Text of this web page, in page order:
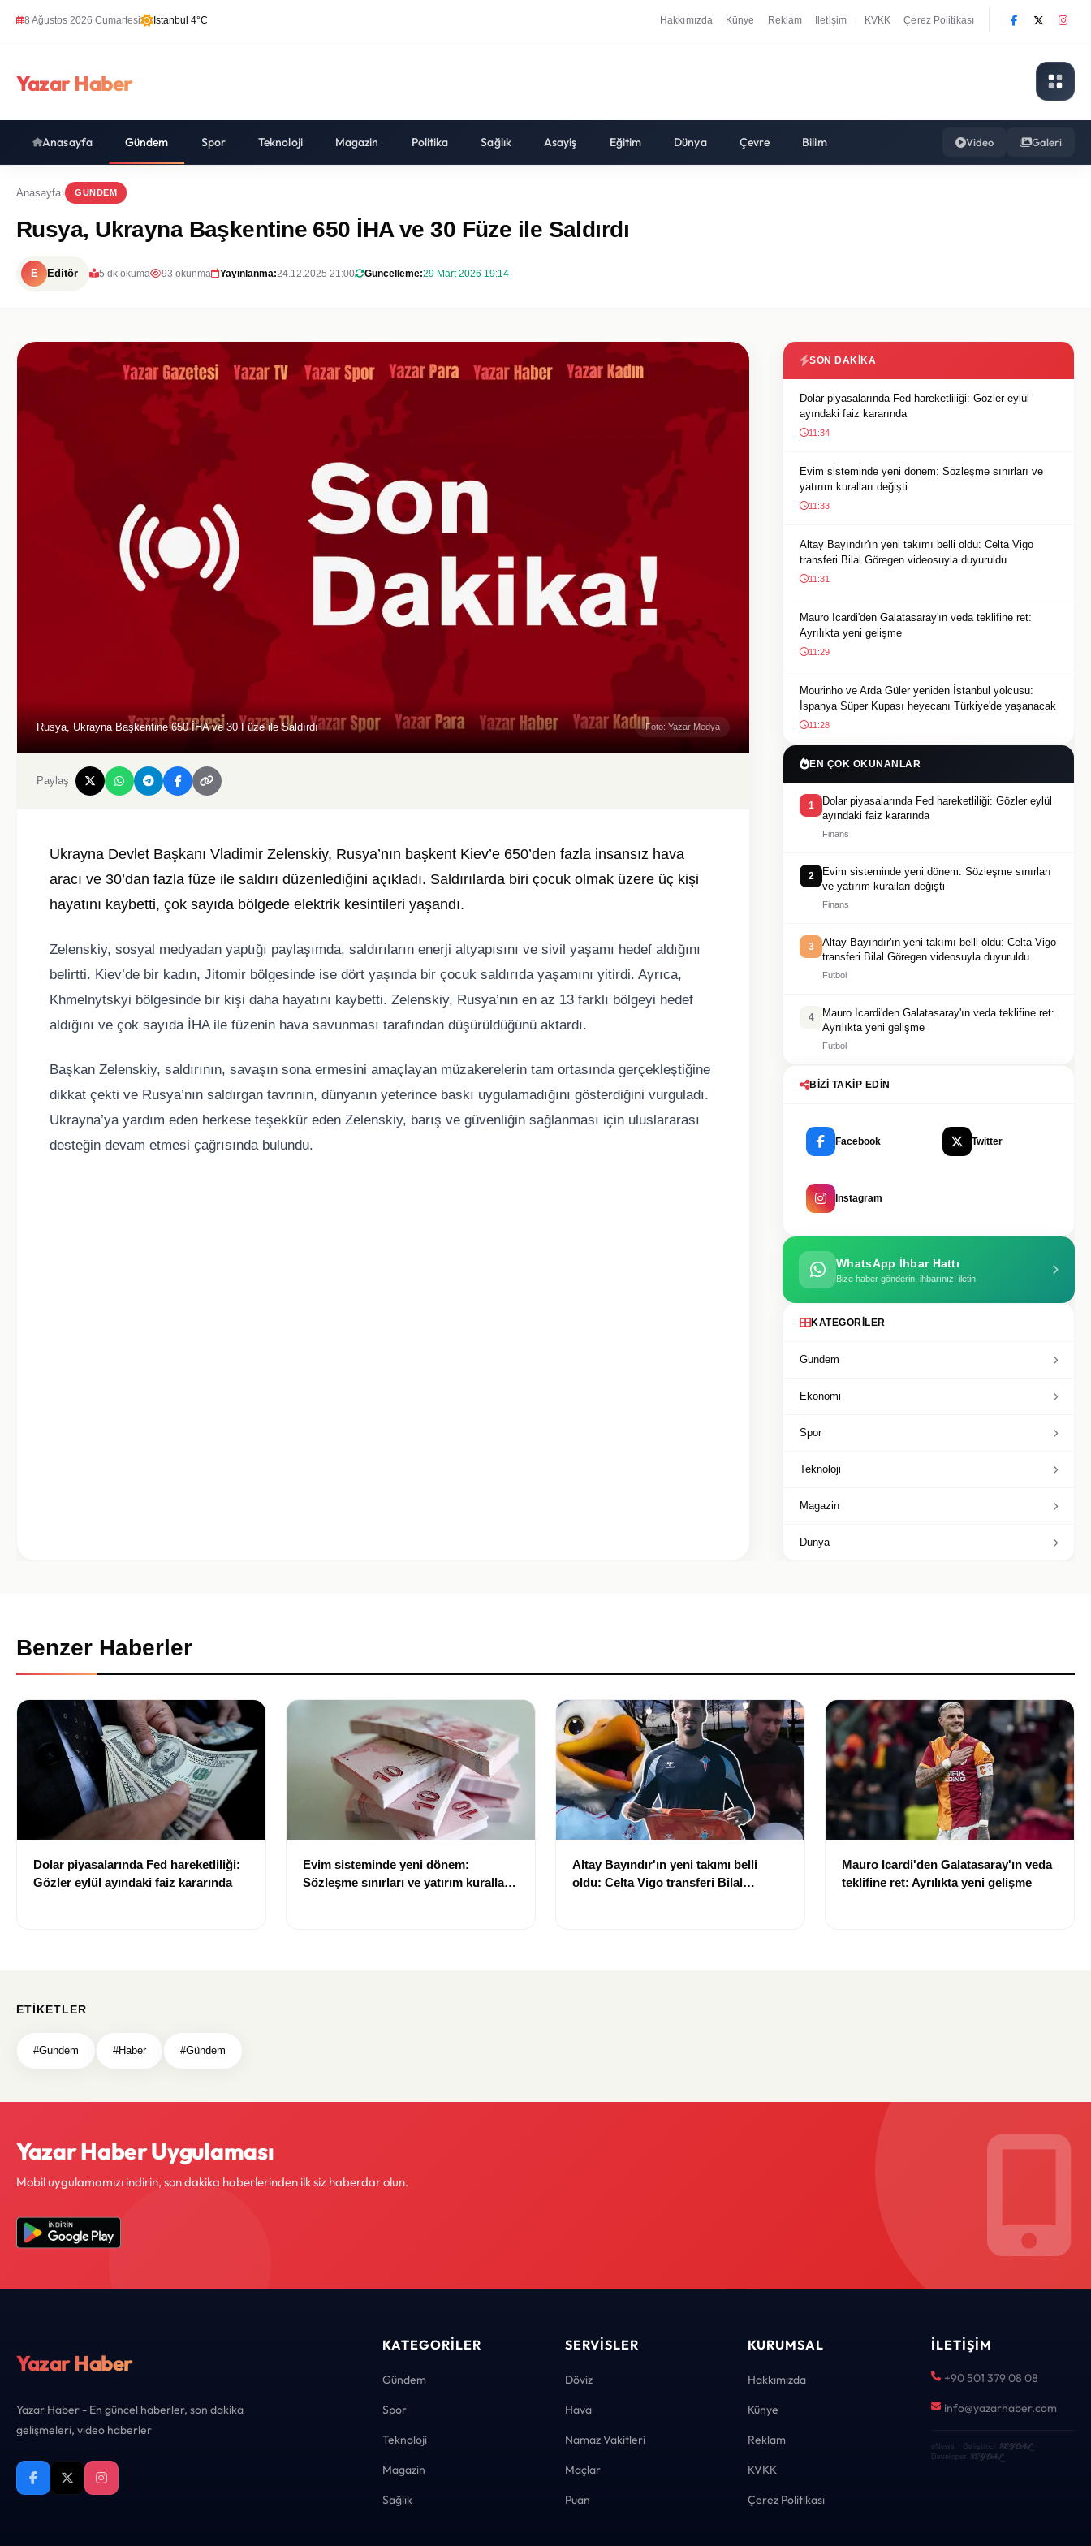
8 Ağustos 2026 Cumartesi İstanbul 4°C Hakkımızda Künye Reklam İletişim KVKK Çerez Politikası
Yazar Haber
Anasayfa Gündem Spor Teknoloji Magazin Politika Sağlık Asayiş Eğitim Dünya Çevre Bilim Video Galeri
Anasayfa GÜNDEM
Rusya, Ukrayna Başkentine 650 İHA ve 30 Füze ile Saldırdı
E Editör 5 dk okuma 93 okunma Yayınlanma:24.12.2025 21:00 Güncelleme:29 Mart 2026 19:14
Rusya, Ukrayna Başkentine 650 İHA ve 30 Füze ile Saldırdı Foto: Yazar Medya
Paylaş
Ukrayna Devlet Başkanı Vladimir Zelenskiy, Rusya’nın başkent Kiev’e 650’den fazla insansız hava
aracı ve 30’dan fazla füze ile saldırı düzenlediğini açıkladı. Saldırılarda biri çocuk olmak üzere üç kişi
hayatını kaybetti, çok sayıda bölgede elektrik kesintileri yaşandı.
Zelenskiy, sosyal medyadan yaptığı paylaşımda, saldırıların enerji altyapısını ve sivil yaşamı hedef aldığını
belirtti. Kiev’de bir kadın, Jitomir bölgesinde ise dört yaşında bir çocuk saldırıda yaşamını yitirdi. Ayrıca,
Khmelnytskyi bölgesinde bir kişi daha hayatını kaybetti. Zelenskiy, Rusya’nın en az 13 farklı bölgeyi hedef
aldığını ve çok sayıda İHA ile füzenin hava savunması tarafından düşürüldüğünü aktardı.
Başkan Zelenskiy, saldırının, savaşın sona ermesini amaçlayan müzakerelerin tam ortasında gerçekleştiğine
dikkat çekti ve Rusya’nın saldırgan tavrının, dünyanın yeterince baskı uygulamadığını gösterdiğini vurguladı.
Ukrayna’ya yardım eden herkese teşekkür eden Zelenskiy, barış ve güvenliğin sağlanması için uluslararası
desteğin devam etmesi çağrısında bulundu.
SON DAKIKA
Dolar piyasalarında Fed hareketliliği: Gözler eylül
ayındaki faiz kararında
11:34
Evim sisteminde yeni dönem: Sözleşme sınırları ve
yatırım kuralları değişti
11:33
Altay Bayındır'ın yeni takımı belli oldu: Celta Vigo
transferi Bilal Göregen videosuyla duyuruldu
11:31
Mauro Icardi'den Galatasaray'ın veda teklifine ret:
Ayrılıkta yeni gelişme
11:29
Mourinho ve Arda Güler yeniden İstanbul yolcusu:
İspanya Süper Kupası heyecanı Türkiye'de yaşanacak
11:28
EN ÇOK OKUNANLAR
1
Dolar piyasalarında Fed hareketliliği: Gözler eylül
ayındaki faiz kararında
Finans
2
Evim sisteminde yeni dönem: Sözleşme sınırları
ve yatırım kuralları değişti
Finans
3
Altay Bayındır'ın yeni takımı belli oldu: Celta Vigo
transferi Bilal Göregen videosuyla duyuruldu
Futbol
4
Mauro Icardi'den Galatasaray'ın veda teklifine ret:
Ayrılıkta yeni gelişme
Futbol
BIZI TAKIP EDIN
Facebook Twitter
Instagram
WhatsApp İhbar Hattı
Bize haber gönderin, ihbarınızı iletin
KATEGORILER
Gundem
Ekonomi
Spor
Teknoloji
Magazin
Dunya
Benzer Haberler
Dolar piyasalarında Fed hareketliliği:
Gözler eylül ayındaki faiz kararında
Evim sisteminde yeni dönem:
Sözleşme sınırları ve yatırım kuralları
Altay Bayındır'ın yeni takımı belli
oldu: Celta Vigo transferi Bilal
Mauro Icardi'den Galatasaray'ın veda
teklifine ret: Ayrılıkta yeni gelişme
ETIKETLER
#Gundem #Haber #Gündem
Yazar Haber Uygulaması
Mobil uygulamamızı indirin, son dakika haberlerinden ilk siz haberdar olun.
Yazar Haber
Yazar Haber - En güncel haberler, son dakika
gelişmeleri, video haberler
KATEGORILER
Gündem
Spor
Teknoloji
Magazin
Sağlık
SERVISLER
Döviz
Hava
Namaz Vakitleri
Maçlar
Puan
KURUMSAL
Hakkımızda
Künye
Reklam
KVKK
Çerez Politikası
İLETIŞIM
+90 501 379 08 08
info@yazarhaber.com
eNews · Geliştirici KEYDAL·
Developer KEYDAL